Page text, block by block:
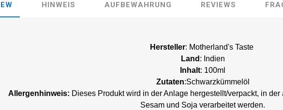
HINWEIS AUFBEWAHRUNG REVIEWS
Hersteller: Motherland's Taste
Land : Indien
Inhalt: 100ml
Zutaten:Schwarzkümmelöl
Allergenhinweis: Dieses Produkt wird in der Anlage hergestellt/verpackt, in
Sesam und Soja verarbeitet werden.